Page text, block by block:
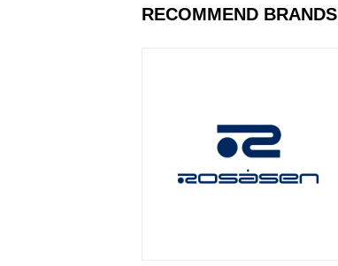
RECOMMEND BRANDS